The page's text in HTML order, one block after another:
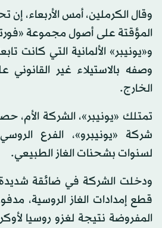
وقال الكرملين، أمس الأربعاء،
المؤقتة على أصول مجموعة
و«يونيبر» الألمانية التي كانت
وصفه بالاستيلاء غير
الخارج.
شركة «يونيبرو»، الفرع
لسنوات بشحنات الغاز الطبيعي.
ودخلت الشركة في ضائقة
قطع إمدادات الغاز الروسية،
المفروضة نتيجة لغزو روسيا